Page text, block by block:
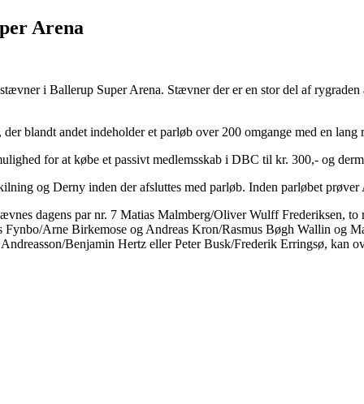
Arena
i Ballerup Super Arena. Stævner der er en stor del af
blandt andet indeholder et parløb over 200 omgange med en
for at købe et passivt medlemsskab i DBC til kr. 300,- og
og Derny inden der afsluttes med parløb. Inden parløbet
dagens par nr. 7 Matias Malmberg/Oliver Wulff Frederiksen, to
Fynbo/Arne Birkemose og Andreas Kron/Rasmus Bøgh Wallin og
Benjamin Hertz eller Peter Busk/Frederik Erringsø, kan